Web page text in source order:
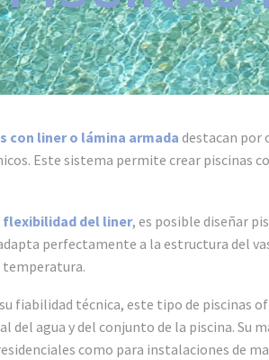
con liner o lámina armadadestacan por
Este sistema permite crear piscinas
flexibilidad del liner, es posible diseñar
perfectamente a la estructura del
temperatura.
fiabilidad técnica, este tipo de piscinas
del agua y del conjunto de la piscina. Su
como para instalaciones de